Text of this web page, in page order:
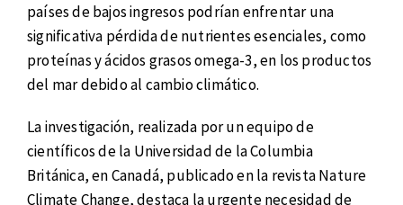
países de bajos ingresos podrían enfrentar una
significativa pérdida de nutrientes esenciales, como
proteínas y ácidos grasos omega-3, en los productos
del mar debido al cambio climático.
La investigación, realizada por un equipo de
científicos de la Universidad de la Columbia
Británica, en Canadá, publicado en la revista Nature
Climate Change, destaca la urgente necesidad de